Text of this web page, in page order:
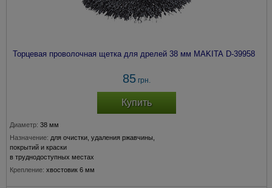
Торцевая проволочная щетка для дрелей 38 мм MAKITA D-39958
85 грн.
Купить
Диаметр: 38 мм
Назначение: для очистки, удаления ржавчины,
покрытий и краски
в труднодоступных местах
Крепление: хвостовик 6 мм